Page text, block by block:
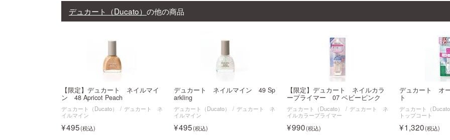
デュカート（Ducato） の他の商品
【限定】デュカート ネイルマイ
ン 48 Apricot Peach
デュカート（Ducato）
デュカート ネ
イルマイン
495
デュカート ネイルマイン 49 Sp
arkling
デュカート（Ducato）
デュカート ネ
イルマイン
495
【限定】デュカート ネイルカラ
ープライマー 07 ベビーピンク
デュカート（Ducato）
デュカート ネ
イルカラープライマー
990
デュカート オ
ト
デュカート（Ducato
トップコート
1,320